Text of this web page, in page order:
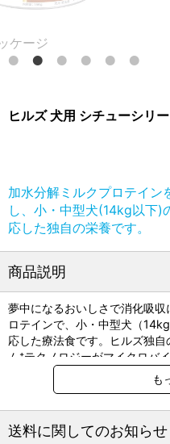
ージ
ヒルズ 犬用 シチューシリ
加水分解ミルクプロテイン
し、小・中型犬(14kg以下)
応した独自の栄養です。
商品説明
夢中になるおいしさで消化吸
ロテインで、小・中型犬（
応した療法食です。ヒルズ独
ム⁺テクノロジーがマイクロバ
性化することで、消化器の健
されています。
犬種サイズ：小型犬、中型犬
ライフステージ：成犬、高齢犬
も
送料に関してのお知らせ